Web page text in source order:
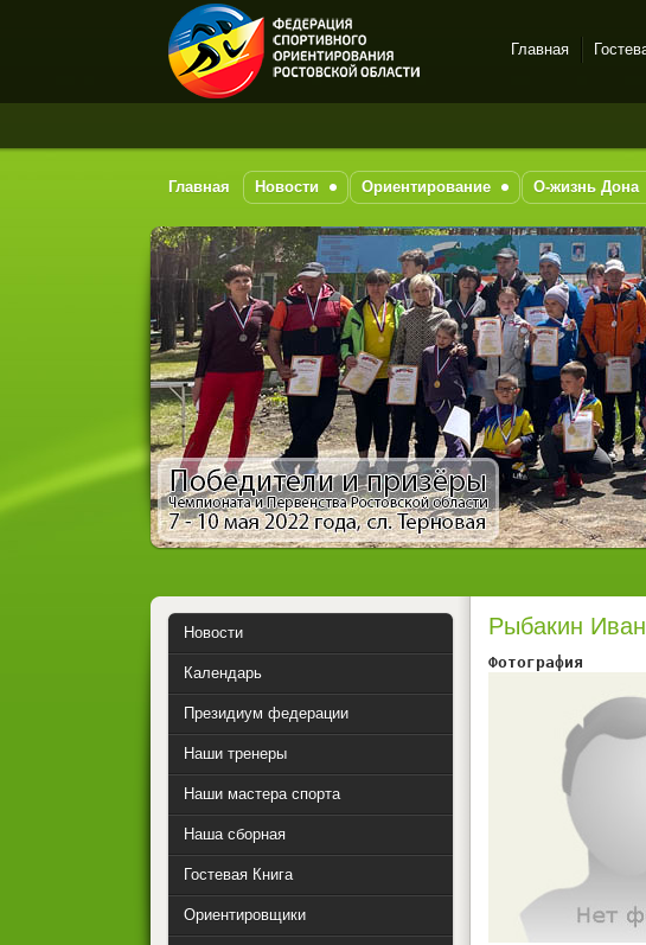
Спортивное
на-Дону
Главная
Главная Новости Ориентирование О-жизнь Дона
Рыбакин
Фотография
Новости
Календарь
Президиум федерации
Наши тренеры
Наши мастера спорта
Наша сборная
Гостевая Книга
Ориентировщики